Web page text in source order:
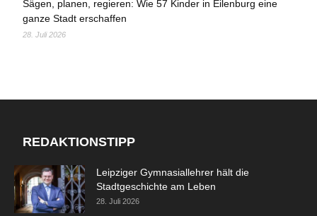
Sägen, planen, regieren: Wie 57 Kinder in Eilenburg eine
ganze Stadt erschaffen
28. Juli 2026
REDAKTIONSTIPP
Leipziger Gymnasiallehrer hält die
Stadtgeschichte am Leben
28. Juli 2026